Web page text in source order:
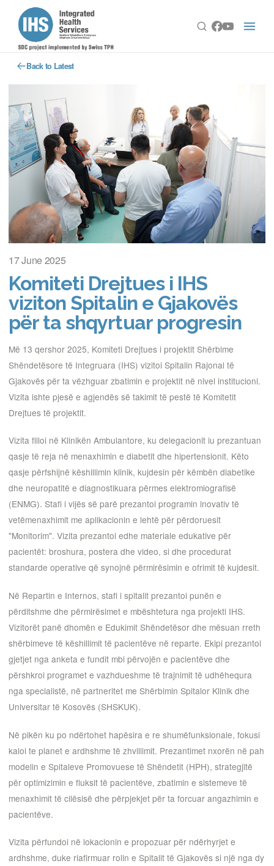
Back to Latest
17 June 2025
Komiteti Drejtues i IHS
viziton Spitalin e Gjakovës
për ta shqyrtuar progresin
Më 13 qershor 2025, Komiteti Drejtues i projektit Shërbime
Shëndetësore të Integruara (IHS) vizitoi Spitalin Rajonal të
Gjakovës për ta vëzhguar zbatimin e projektit në nivel institucioni.
Vizita ishte pjesë e agjendës së takimit të pestë të Komitetit
Drejtues të projektit.
Vizita filloi në Klinikën Ambulantore, ku delegacionit iu prezantuan
qasje të reja në menaxhimin e diabetit dhe hipertensionit. Këto
qasje përfshijnë këshillimin klinik, kujdesin për këmbën diabetike
dhe neuropatitë e diagnostikuara përmes elektromiografisë
(ENMG). Stafi i vijës së parë prezantoi programin inovativ të
vetëmenaxhimit me aplikacionin e lehtë për përdoruesit
"Monitorim". Vizita prezantoi edhe materiale edukative për
pacientët: broshura, postera dhe video, si dhe procedurat
standarde operative që synojnë përmirësimin e ofrimit të kujdesit.
Në Repartin e Internos, stafi i spitalit prezantoi punën e
përditshme dhe përmirësimet e mbështetura nga projekti IHS.
Vizitorët panë dhomën e Edukimit Shëndetësor dhe mësuan rreth
shërbimeve të këshillimit të pacientëve në reparte. Ekipi prezantoi
gjetjet nga anketa e fundit mbi përvojën e pacientëve dhe
përshkroi programet e vazhdueshme të trajnimit të udhëhequra
nga specialistë, në partneritet me Shërbimin Spitalor Klinik dhe
Universitar të Kosovës (SHSKUK).
Në pikën ku po ndërtohet hapësira e re shumëfunksionale, fokusi
kaloi te planet e ardhshme të zhvillimit. Prezantimet nxorën në pah
modelin e Spitaleve Promovuese të Shëndetit (HPH), strategjitë
për optimizimin e fluksit të pacientëve, zbatimin e sistemeve të
menaxhimit të cilësisë dhe përpjekjet për ta forcuar angazhimin e
pacientëve.
Vizita përfundoi në lokacionin e propozuar për ndërhyrjet e
ardhshme, duke riafirmuar rolin e Spitalit të Gjakovës si një nga dy